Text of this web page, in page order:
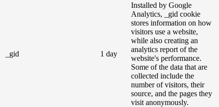
_gid 1 day
Installed by Google
Analytics, _gid cookie
stores information on how
visitors use a website,
while also creating an
analytics report of the
website's performance.
Some of the data that are
collected include the
number of visitors, their
source, and the pages they
visit anonymously.